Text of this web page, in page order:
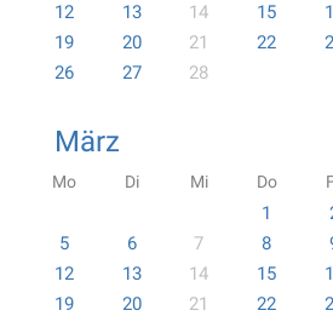
12
13 14 15
19
20 21 22
26
27 28
März
Mo Di Mi Do
1
5
6 7 8
12
13 14 15
19
20 21 22